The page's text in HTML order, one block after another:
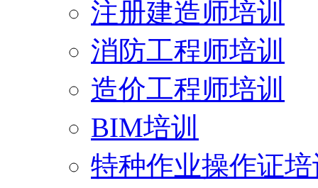
注册建造师培训
消防工程师培训
造价工程师培训
BIM培训
特种作业操作证